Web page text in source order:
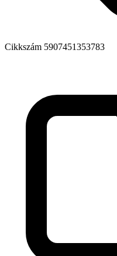
Cikkszám 5907451353783